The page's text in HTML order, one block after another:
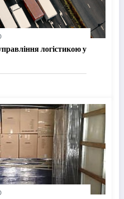
логістикою у